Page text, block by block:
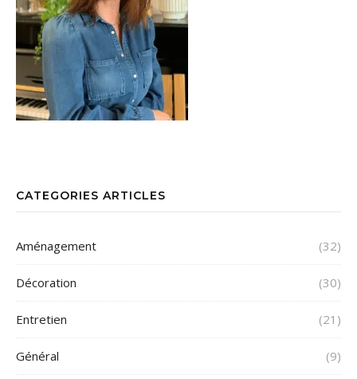
CATEGORIES ARTICLES
Aménagement (32)
Décoration (30)
Entretien (21)
Général (9)